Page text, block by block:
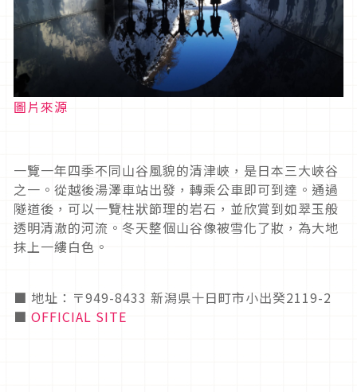
圖片來源
一覽一年四季不同山谷風貌的清津峽，是日本三大峽谷
之一。從越後湯澤車站出發，轉乘公車即可到達。通過
隧道後，可以一覽柱狀節理的岩石，並欣賞到如翠玉般
透明清澈的河流。冬天整個山谷像被雪化了妝，為大地
抹上一縷白色。
■ 地址：〒949-8433 新潟県十日町市小出癸2119-2
■ OFFICIAL SITE